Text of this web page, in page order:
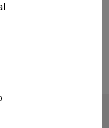
O VEÍCULO QUE VOCÊ